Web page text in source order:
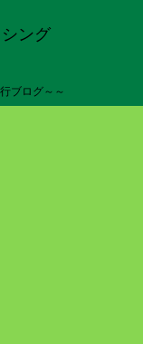
ング
ブログ～～